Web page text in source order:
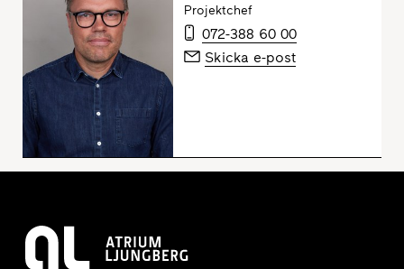
Projektchef
072-388 60 00
Skicka e-post